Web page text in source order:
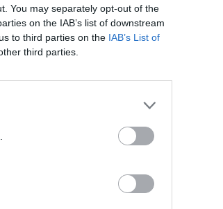
You may separately opt-out of the
on the IAB’s list of downstream
to third parties on the IAB’s List of
third parties.
T.
A
laza